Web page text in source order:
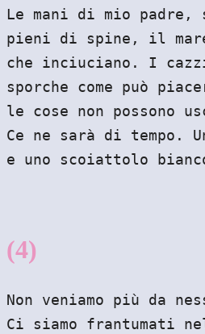
Le mani di mio
pieni di spine, il
che inciuciano. I
sporche come può
le cose non possono
Ce ne sarà di tempo.
e uno scoiattolo
(4)
Non veniamo più da
Ci siamo frantumati